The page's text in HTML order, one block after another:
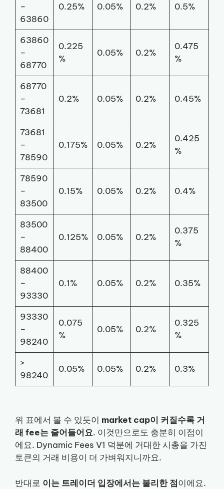
–
63860
0.25% 0.05% 0.2% 0.5%
63860
–
68770
0.225
%
0.05% 0.2%
0.475
%
68770
–
73681
0.2% 0.05% 0.2% 0.45%
73681
–
78590
0.175% 0.05% 0.2%
0.425
%
78590
–
83500
0.15% 0.05% 0.2% 0.4%
83500
–
88400
0.125% 0.05% 0.2%
0.375
%
88400
–
93330
0.1% 0.05% 0.2% 0.35%
93330
–
98240
0.075
%
0.05% 0.2%
0.325
%
>
98240
0.05% 0.05% 0.2% 0.3%
위 표에서 볼 수 있듯이 market cap이 커질수록 거
래 fee는 줄어들어요. 이것만으로도 충분히 이점이
에요. Dynamic Fees V1 덕분에 거대한 시총을 가진
토큰의 거래 비용이 더 가벼워지니까요.
반대로 이는 트레이더 입장에서는 불리한 점이에요.